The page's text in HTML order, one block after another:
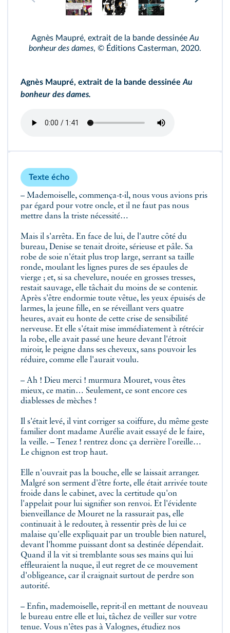
Agnès Maupré, extrait de la bande dessinée Au
bonheur des dames, © Éditions Casterman, 2020.
Agnès Maupré, extrait de la bande dessinée Au
bonheur des dames.
Texte écho
– Mademoiselle, commença-t-il, nous vous avions pris
par égard pour votre oncle, et il ne faut pas nous
mettre dans la triste nécessité…
Mais il s'arrêta. En face de lui, de l'autre côté du
bureau, Denise se tenait droite, sérieuse et pâle. Sa
robe de soie n'était plus trop large, serrant sa taille
ronde, moulant les lignes pures de ses épaules de
vierge ; et, si sa chevelure, nouée en grosses tresses,
restait sauvage, elle tâchait du moins de se contenir.
Après s'être endormie toute vêtue, les yeux épuisés de
larmes, la jeune fille, en se réveillant vers quatre
heures, avait eu honte de cette crise de sensibilité
nerveuse. Et elle s'était mise immédiatement à rétrécir
la robe, elle avait passé une heure devant l'étroit
miroir, le peigne dans ses cheveux, sans pouvoir les
réduire, comme elle l'aurait voulu.
– Ah ! Dieu merci ! murmura Mouret, vous êtes
mieux, ce matin… Seulement, ce sont encore ces
diablesses de mèches !
Il s'était levé, il vint corriger sa coiffure, du même geste
familier dont madame Aurélie avait essayé de le faire,
la veille. – Tenez ! rentrez donc ça derrière l'oreille…
Le chignon est trop haut.
Elle n'ouvrait pas la bouche, elle se laissait arranger.
Malgré son serment d'être forte, elle était arrivée toute
froide dans le cabinet, avec la certitude qu'on
l'appelait pour lui signifier son renvoi. Et l'évidente
bienveillance de Mouret ne la rassurait pas, elle
continuait à le redouter, à ressentir près de lui ce
malaise qu'elle expliquait par un trouble bien naturel,
devant l'homme puissant dont sa destinée dépendait.
Quand il la vit si tremblante sous ses mains qui lui
effleuraient la nuque, il eut regret de ce mouvement
d'obligeance, car il craignait surtout de perdre son
autorité.
– Enfin, mademoiselle, reprit‑il en mettant de nouveau
le bureau entre elle et lui, tâchez de veiller sur votre
tenue. Vous n'êtes pas à Valognes, étudiez nos